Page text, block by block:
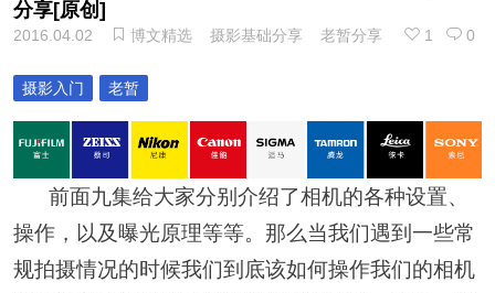
分享[原创]
2016.04.02 博文精选 摄影基础分享 老暂分享 1 0
摄影入门 老暂
前面九集给大家分别介绍了相机的各种设置、
操作，以及曝光原理等等。那么当我们遇到一些常
规拍摄情况的时候我们到底该如何操作我们的相机